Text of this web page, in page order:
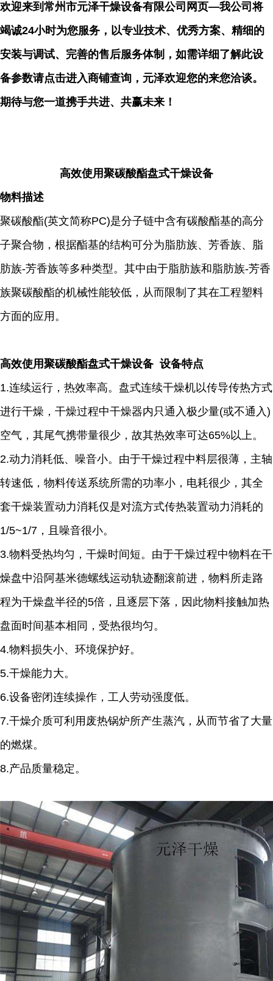
欢迎来到常州市元泽干燥设备有限公司网页—我公司将
竭诚24小时为您服务，以专业技术、优秀方案、精细的
安装与调试、完善的售后服务体制，如需详细了解此设
备参数请点击进入商铺查询，元泽欢迎您的来您洽谈。
期待与您一道携手共进、共赢未来！
高效使用聚碳酸酯盘式干燥设备
物料描述
聚碳酸酯(英文简称PC)是分子链中含有碳酸酯基的高分
子聚合物，根据酯基的结构可分为脂肪族、芳香族、脂
肪族-芳香族等多种类型。其中由于脂肪族和脂肪族-芳香
族聚碳酸酯的机械性能较低，从而限制了其在工程塑料
方面的应用。
高效使用聚碳酸酯盘式干燥设备 设备特点
1.连续运行，热效率高。盘式连续干燥机以传导传热方式
进行干燥，干燥过程中干燥器内只通入极少量(或不通入)
空气，其尾气携带量很少，故其热效率可达65%以上。
2.动力消耗低、噪音小。由于干燥过程中料层很薄，主轴
转速低，物料传送系统所需的功率小，电耗很少，其全
套干燥装置动力消耗仅是对流方式传热装置动力消耗的
1/5~1/7，且噪音很小。
3.物料受热均匀，干燥时间短。由于干燥过程中物料在干
燥盘中沿阿基米德螺线运动轨迹翻滚前进，物料所走路
程为干燥盘半径的5倍，且逐层下落，因此物料接触加热
盘面时间基本相同，受热很均匀。
4.物料损失小、环境保护好。
5.干燥能力大。
6.设备密闭连续操作，工人劳动强度低。
7.干燥介质可利用废热锅炉所产生蒸汽，从而节省了大量
的燃煤。
8.产品质量稳定。